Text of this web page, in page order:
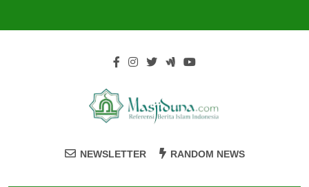
Masjiduna
NEWSLETTER RANDOM NEWS